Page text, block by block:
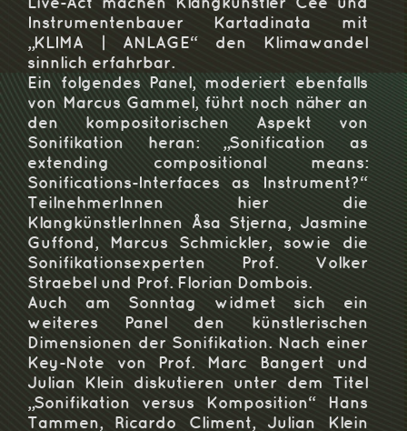
Live-Act machen Klangkünstler Cee und
Instrumentenbauer Kartadinata mit
„KLIMA | ANLAGE“ den Klimawandel
sinnlich erfahrbar.
Ein folgendes Panel, moderiert ebenfalls
von Marcus Gammel, führt noch näher an
den kompositorischen Aspekt von
Sonifikation heran: „Sonification as
extending compositional means:
Sonifications‐Interfaces as Instrument?“
TeilnehmerInnen hier die
KlangkünstlerInnen Åsa Stjerna, Jasmine
Guffond, Marcus Schmickler, sowie die
Sonifikationsexperten Prof. Volker
Straebel und Prof. Florian Dombois.
Auch am Sonntag widmet sich ein
weiteres Panel den künstlerischen
Dimensionen der Sonifikation. Nach einer
Key-Note von Prof. Marc Bangert und
Julian Klein diskutieren unter dem Titel
„Sonifikation versus Komposition“ Hans
Tammen, Ricardo Climent, Julian Klein